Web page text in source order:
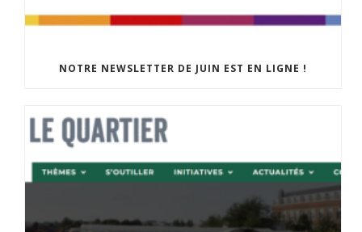
NOTRE NEWSLETTER DE JUIN EST EN LIGNE !